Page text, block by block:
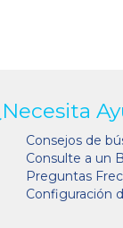
Consejos de
Consulte a un
Preguntas
Configuración